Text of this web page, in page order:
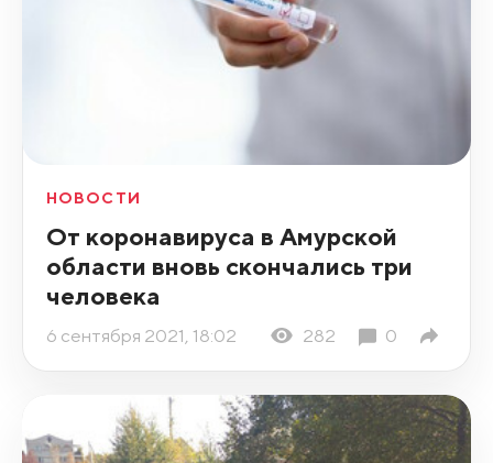
НОВОСТИ
От коронавируса в Амурской
области вновь скончались три
человека
6 сентября 2021, 18:02 282 0